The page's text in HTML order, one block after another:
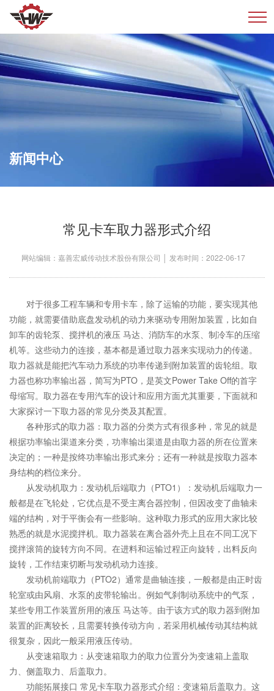
新闻中心
新闻中心
常见卡车取力器形式介绍
网站编辑：嘉善宏威传动技术股份有限公司 │ 发布时间：2022-06-17
对于很多工程车辆和专用卡车，除了运输的功能，要实现其他
功能，就需要借助底盘发动机的动力来驱动专用附加装置，比如自
卸车的齿轮泵、搅拌机的液压 马达、消防车的水泵、制冷车的压缩
机等。这些动力的连接，基本都是通过取力器来实现动力的传递。
取力器就是能把汽车动力系统的功率传递到附加装置的齿轮组。取
力器也称功率输出器，简写为PTO，是英文Power Take Off的首字
母缩写。取力器在专用汽车的设计和应用方面尤其重要，下面就和
大家探讨一下取力器的常见分类及其配置。
各种形式的取力器：取力器的分类方式有很多种，常见的就是
根据功率输出渠道来分类，功率输出渠道是由取力器的所在位置来
决定的；一种是按终功率输出形式来分；还有一种就是按取力器本
身结构的档位来分。
从发动机取力：发动机后端取力（PTO1）：发动机后端取力一
般都是在飞轮处，它优点是不受主离合器控制，但因改变了曲轴未
端的结构，对于平衡会有一些影响。这种取力形式的应用大家比较
熟悉的就是水泥搅拌机。取力器装在离合器外壳上且在不同工况下
搅拌滚筒的旋转方向不同。在进料和运输过程正向旋转，出料反向
旋转，工作结束切断与发动机动力连接。
发动机前端取力（PTO2）通常是曲轴连接，一般都是由正时齿
轮室或由风扇、水泵的皮带轮输出。例如气刹制动系统中的气泵，
某些专用工作装置所用的液压 马达等。由于该方式的取力器到附加
装置的距离较长，且需要转换传动方向，若采用机械传动其结构就
很复杂，因此一般采用液压传动。
从变速箱取力：从变速箱取力的取力位置分为变速箱上盖取
力、侧盖取力、后盖取力。
功能拓展接口 常见卡车取力器形式介绍：变速箱后盖取力。这